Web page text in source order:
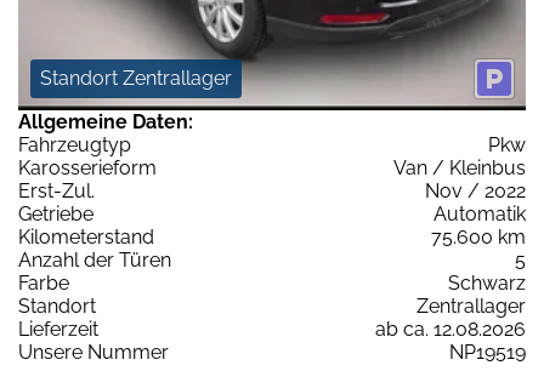
Standort Zentrallager
Allgemeine Daten:
Fahrzeugtyp
Pkw
Karosserieform
Van / Kleinbus
Erst-Zul.
Nov / 2022
Getriebe
Automatik
Kilometerstand
75.600 km
Anzahl der Türen
5
Farbe
Schwarz
Standort
Zentrallager
Lieferzeit
ab ca. 12.08.2026
Unsere Nummer
NP19519